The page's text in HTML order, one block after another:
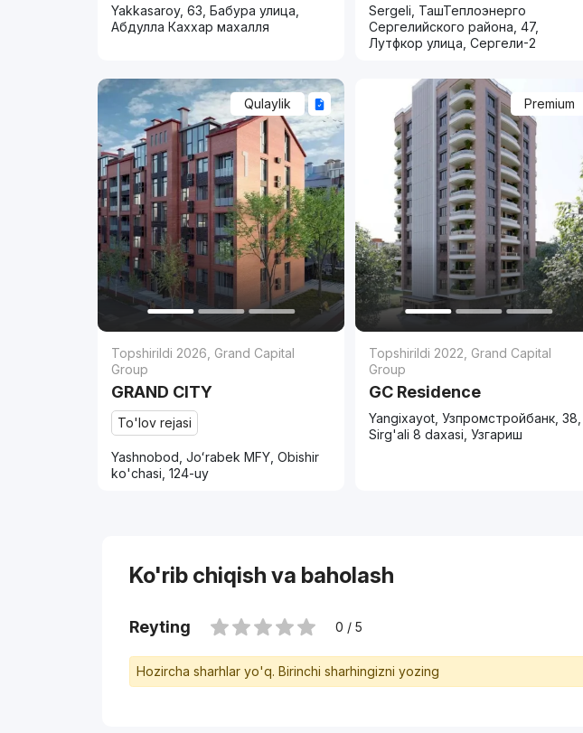
Yakkasaroy, 63, Бабура улица,
Абдулла Каххар махалля
Sergeli, ТашТеплоэнерго
Сергелийского района, 47,
Лутфкор улица, Сергели-2
Qulaylik
Topshirildi 2026 Grand Capital
Group
GRAND CITY
To'lov rejasi
Yashnobod, Joʻrabek MFY, Obishir
ko'chasi, 124-uy
Premium
Topshirildi 2022 Grand Capital
Group
GC Residence
Yangixayot, Узпромстройбанк, 38,
Sirg'ali 8 daxasi, Узгариш
Ko'rib chiqish va baholash
Reyting 0 / 5
Hozircha sharhlar yo'q. Birinchi sharhingizni yozing